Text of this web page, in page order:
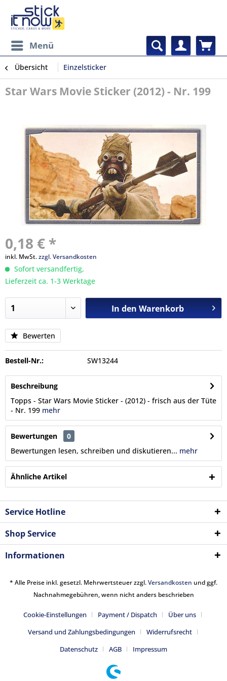
Menü
Übersicht Einzelsticker
Star Wars Movie Sticker (2012) - Nr. 199
0,18 € *
inkl. MwSt.zzgl. Versandkosten
Sofort versandfertig,
Lieferzeit ca. 1-3 Werktage
In den Warenkorb
Bewerten
Bestell-Nr.: SW13244
Beschreibung
Topps - Star Wars Movie Sticker - (2012) - frisch aus der Tüte
- Nr. 199 mehr
Bewertungen
0
Bewertungen lesen, schreiben und diskutieren... mehr
Ähnliche Artikel
Service Hotline
Shop Service
Informationen
* Alle Preise inkl. gesetzl. Mehrwertsteuer zzgl.Versandkosten und ggf.
Nachnahmegebühren, wenn nicht anders beschrieben
Cookie-Einstellungen Payment / Dispatch
Über uns
Versand und Zahlungsbedingungen
Widerrufsrecht
Datenschutz
AGB Impressum